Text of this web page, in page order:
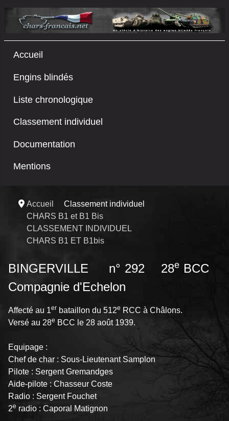
Accueil
Engins blindés
Liste chronologique
Classement individuel
Documentation
Mentions
Accueil
Classement individuel
CHARS B1 et B1 Bis
CLASSEMENT INDIVIDUEL
CHARS B1 ET B1bis
BINGERVILLE n° 292 28e BCC
Compagnie d'Echelon
Affecté au 1er bataillon du 512e RCC à Châlons.
Versé au 28e BCC le 28 août 1939.
Equipage :
Chef de char : Sous-Lieutenant Samplon
Pilote : Sergent Gremandges
Aide-pilote : Chasseur Coste
Radio : Sergent Fouchet
2e radio : Caporal Matignon